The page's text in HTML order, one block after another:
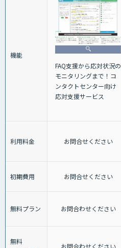
機能
FAQ支援から応対状況の
モニタリングまで！コ
ンタクトセンター向け
応対支援サービス
利用料金 お問合せください
初期費用 お問合せください
無料プラン お問合わせください
無料